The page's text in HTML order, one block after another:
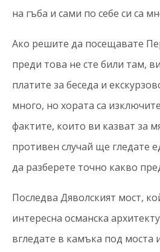
на гъба и сами по себе си са
Ако решите да посещавате
преди това не сте били там,
платите за беседа и
много, но хората са
фактите, които ви казват за
противен случай ще гледате
да разберете точно какво
Последва Дяволският мост,
интересна османска
вгледате в камъка под моста